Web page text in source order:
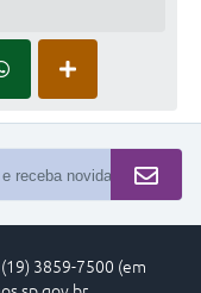
3859-7500 (em